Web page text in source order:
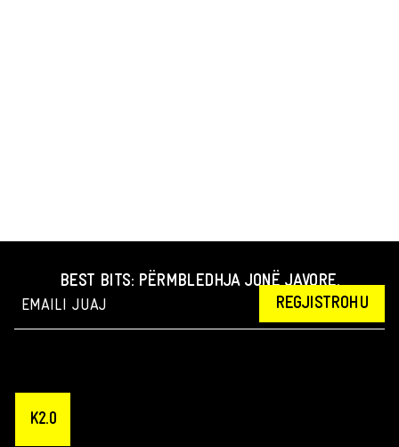
BEST BITS: PËRMBLEDHJA JONË JAVORE.
REGJISTROHU
K2.0